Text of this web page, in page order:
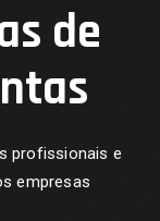
de
profissionais e
empresas